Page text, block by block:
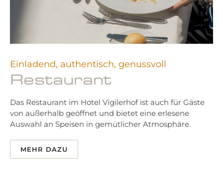
Einladend, authentisch, genussvoll
Restaurant
Das Restaurant im Hotel Vigilerhof ist auch für Gäste
von außerhalb geöffnet und bietet eine erlesene
Auswahl an Speisen in gemütlicher Atmosphäre.
MEHR DAZU